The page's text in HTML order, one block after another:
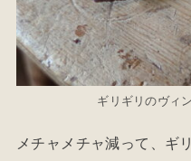
ギリギリのヴィ
メチャメチャ減って、ギ